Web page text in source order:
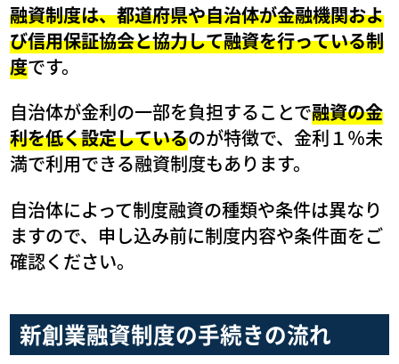
融資制度は、都道府県や自治体が金融機関およ
び信用保証協会と協力して融資を行っている制
度です。
自治体が金利の一部を負担することで融資の金
利を低く設定しているのが特徴で、金利１％未
満で利用できる融資制度もあります。
自治体によって制度融資の種類や条件は異なり
ますので、申し込み前に制度内容や条件面をご
確認ください。
新創業融資制度の手続きの流れ